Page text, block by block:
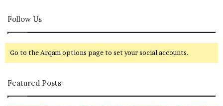
Follow Us
Go to the Arqam options page to set your social accounts.
Featured Posts